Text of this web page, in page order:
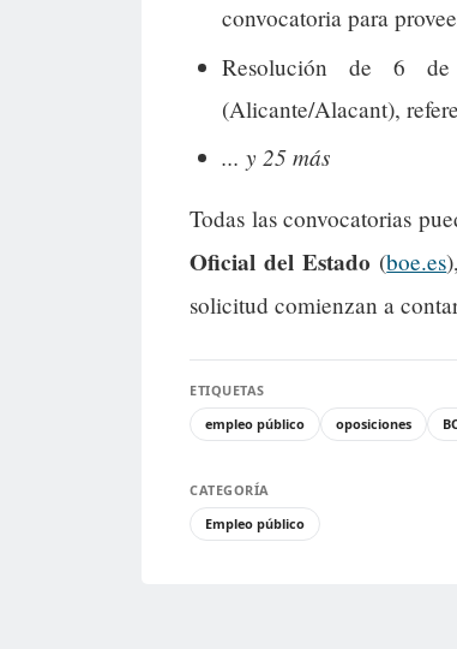
convocatoria para
Resolución de 6
(Alicante/Alacant),
... y 25 más
Todas las convocatorias
Oficial del Estado (boe.es
solicitud comienzan a
ETIQUETAS
empleo público
oposiciones
CATEGORÍA
Empleo público